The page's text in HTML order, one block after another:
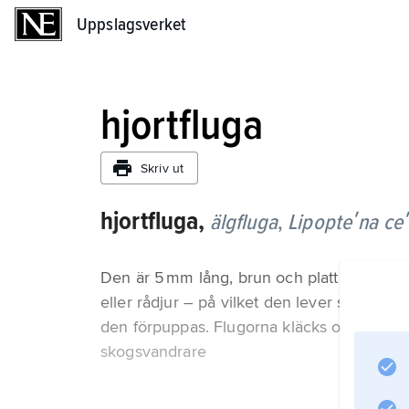
Uppslagsverket
hjortfluga
Skriv ut
hjortfluga, älgfluga, Lipopteʹna
Den är 5 mm lång, brun och platt.
eller rådjur – på vilket den lever som
den förpuppas. Flugorna kläcks om
skogsvandrare